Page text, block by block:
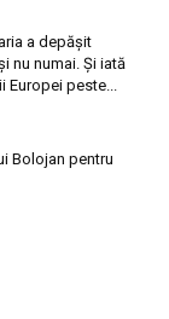
a depășit
nu numai. Și iată
peste...
Bolojan pentru